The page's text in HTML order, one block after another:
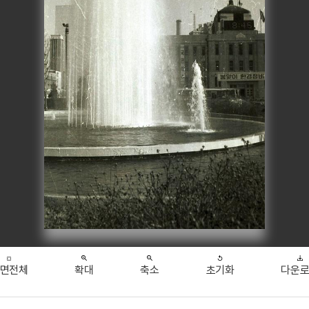
전체 확대 축소 초기화 다운